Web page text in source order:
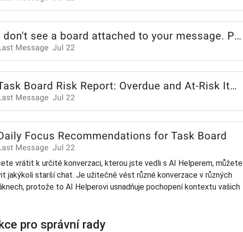
vrátit k určité konverzaci, kterou jste vedli s AI Helperem, můžete
jakýkoli starší chat. Je užitečné vést různé konverzace v různých
protože to AI Helperovi usnadňuje pochopení kontextu vašich
pro správní rady